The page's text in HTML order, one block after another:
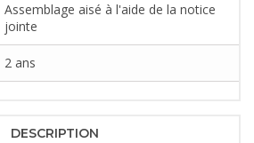
Assemblage aisé à l'aide de la notice
jointe
2 ans
DESCRIPTION